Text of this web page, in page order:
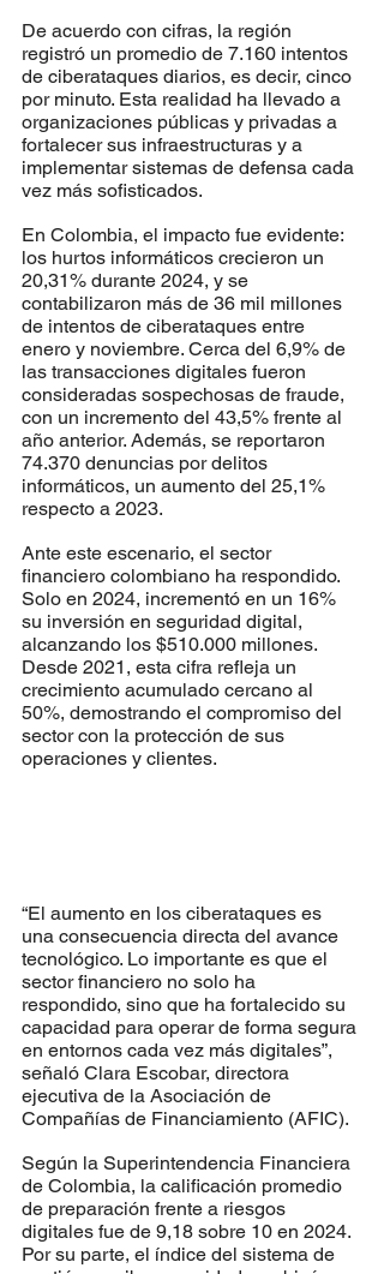
De acuerdo con cifras, la región
registró un promedio de 7.160 intentos
de ciberataques diarios, es decir, cinco
por minuto. Esta realidad ha llevado a
organizaciones públicas y privadas a
fortalecer sus infraestructuras y a
implementar sistemas de defensa cada
vez más sofisticados.
En Colombia, el impacto fue evidente:
los hurtos informáticos crecieron un
20,31% durante 2024, y se
contabilizaron más de 36 mil millones
de intentos de ciberataques entre
enero y noviembre. Cerca del 6,9% de
las transacciones digitales fueron
consideradas sospechosas de fraude,
con un incremento del 43,5% frente al
año anterior. Además, se reportaron
74.370 denuncias por delitos
informáticos, un aumento del 25,1%
respecto a 2023.
Ante este escenario, el sector
financiero colombiano ha respondido.
Solo en 2024, incrementó en un 16%
su inversión en seguridad digital,
alcanzando los $510.000 millones.
Desde 2021, esta cifra refleja un
crecimiento acumulado cercano al
50%, demostrando el compromiso del
sector con la protección de sus
operaciones y clientes.
“El aumento en los ciberataques es
una consecuencia directa del avance
tecnológico. Lo importante es que el
sector financiero no solo ha
respondido, sino que ha fortalecido su
capacidad para operar de forma segura
en entornos cada vez más digitales”,
señaló Clara Escobar, directora
ejecutiva de la Asociación de
Compañías de Financiamiento (AFIC).
Según la Superintendencia Financiera
de Colombia, la calificación promedio
de preparación frente a riesgos
digitales fue de 9,18 sobre 10 en 2024.
Por su parte, el índice del sistema de